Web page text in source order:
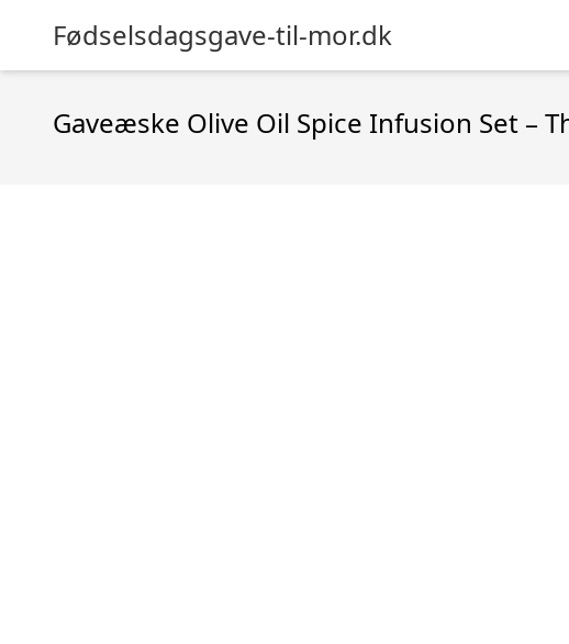
Fødselsdagsgave-til-mor.dk
Gaveæske Olive Oil Spice Infusion Set –